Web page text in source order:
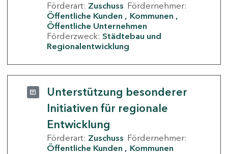
Förderart: Zuschuss Fördernehmer:
Öffentliche Kunden
Kommunen
Öffentliche Unternehmen
Förderzweck: Städtebau und
Regionalentwicklung
Unterstützung besonderer
Initiativen für regionale
Entwicklung
Förderart: Zuschuss Fördernehmer:
Öffentliche Kunden
Kommunen